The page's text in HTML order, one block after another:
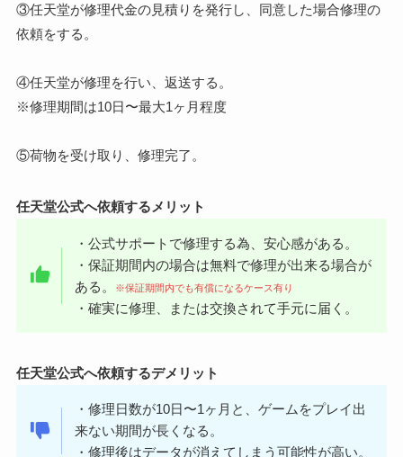
③任天堂が修理代金の見積りを発行し、同意した場合修理の
依頼をする。
④任天堂が修理を行い、返送する。
※修理期間は10日〜最大1ヶ月程度
⑤荷物を受け取り、修理完了。
任天堂公式へ依頼するメリット
・公式サポートで修理する為、安心感がある。
・保証期間内の場合は無料で修理が出来る場合が
ある。
※保証期間内でも有償になるケース有り
・確実に修理、または交換されて手元に届く。
任天堂公式へ依頼するデメリット
・修理日数が10日〜1ヶ月と、ゲームをプレイ出
来ない期間が長くなる。
・修理後はデータが消えてしまう可能性が高い。